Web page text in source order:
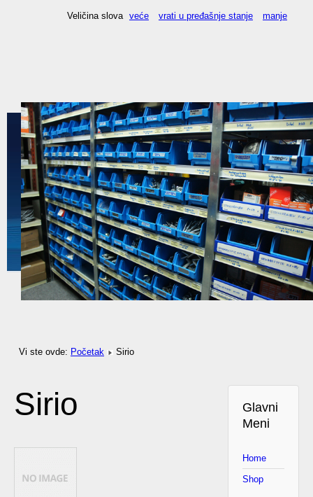
Veličina slova veće vrati u pređašnje stanje manje
Vi ste ovde: Početak Sirio
Sirio
Glavni
Meni
Home
Shop